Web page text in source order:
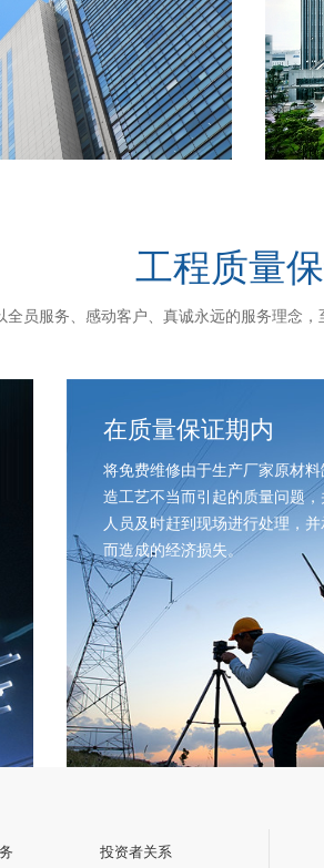
整理与评审，协调销售
工程质量
全员服务、感动客户、真诚永远的服务理念
在质量保证期内
将免费维修由于生产厂家原材料
造工艺不当而引起的质量问题
人员及时赶到现场进行处理，
而造成的经济损失。
投资者关系